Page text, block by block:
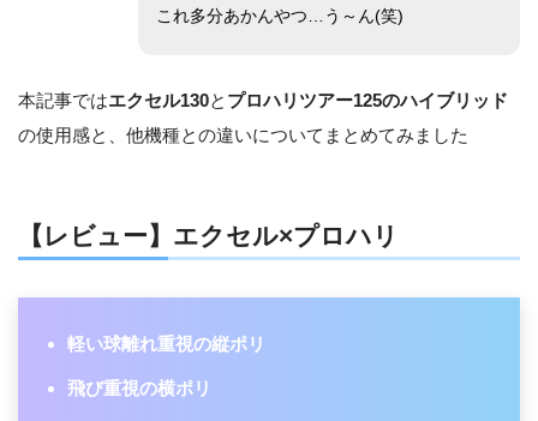
これ多分あかんやつ…う～ん(笑)
本記事ではエクセル130と プロハリツアー125のハイブリッド
の使用感と、他機種との違いについてまとめてみました
【レビュー】エクセル×プロハリ
軽い球離れ重視の縦ポリ
飛び重視の横ポリ